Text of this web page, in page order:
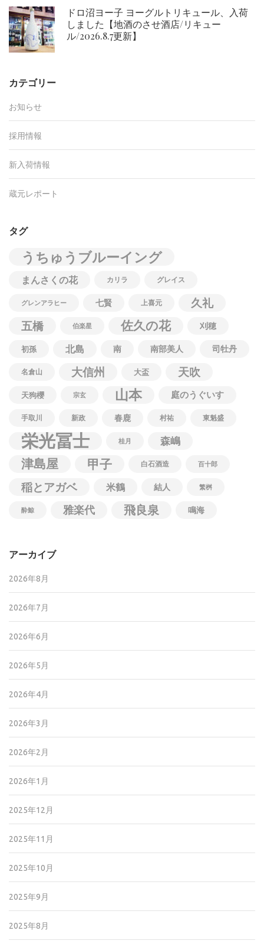
ドロ沼ヨー子 ヨーグルトリキュール、入荷
しました【地酒のさせ酒店/リキュー
ル/2026.8.7更新】
カテゴリー
お知らせ
採用情報
新入荷情報
蔵元レポート
タグ
うちゅうブルーイング
まんさくの花 カリラ グレイス
グレンアラヒー 七賢 上喜元
久礼
五橋
伯楽星 佐久の花 刈穂
初孫 北島 南 南部美人 司牡丹
名倉山 大信州 大盃 天吹
天狗櫻 宗玄 山本 庭のうぐいす
手取川 新政 春鹿 村祐 東魁盛
栄光冨士 桂月 森嶋
津島屋 甲子 白石酒造 百十郎
稲とアガベ 米鶴 結人 繁桝
酔鯨 雅楽代 飛良泉 鳴海
アーカイブ
2026年8月
2026年7月
2026年6月
2026年5月
2026年4月
2026年3月
2026年2月
2026年1月
2025年12月
2025年11月
2025年10月
2025年9月
2025年8月